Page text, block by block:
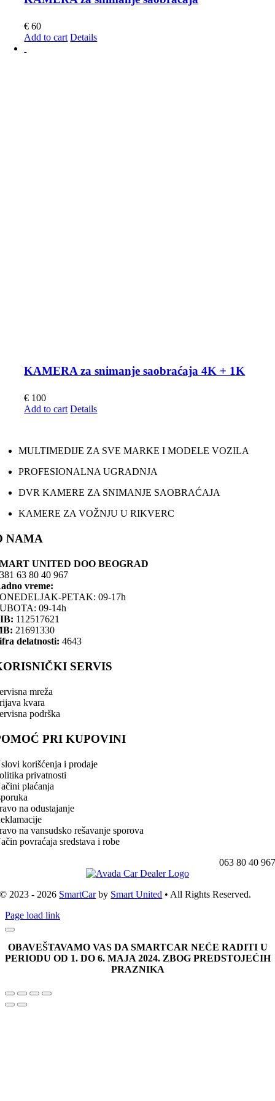
€ 60
Add to cart Details
KAMERA za snimanje saobraćaja 4K + 1K
€ 100
Add to cart Details
MULTIMEDIJE ZA SVE MARKE I MODELE VOZILA
PROFESIONALNA UGRADNJA
DVR KAMERE ZA SNIMANJE SAOBRAĆAJA
KAMERE ZA VOŽNJU U RIKVERC
NAMA
UNITED DOO BEOGRAD
63 80 40 967
vreme:
PETAK: 09-17h
09-14h
112517621
21691330
delatnosti: 4643
SERVIS
mreža
kvara
podrška
PRI KUPOVINI
korišćenja i prodaje
privatnosti
plaćanja
na odustajanje
na vansudsko rešavanje sporova
povraćaja sredstava i robe
063 80 40 967
© 2023 - 2026 SmartCarby Smart United • All Rights Reserved.
Page load link
OBAVEŠTAVAMO VAS DA SMARTCAR NEĆE RADITI U
PERIODU OD 1. DO 6. MAJA 2024. ZBOG PREDSTOJEĆIH
PRAZNIKA